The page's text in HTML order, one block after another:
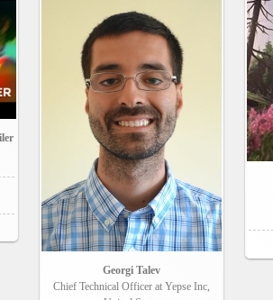
Georgi Talev
Chief Technical Officer at Yepse Inc,